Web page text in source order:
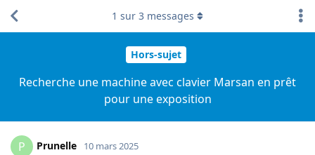
Hors-sujet
Recherche une machine avec clavier Marsan en prêt
pour une exposition
1 sur 3 messages
P Prunelle 10 mars 2025